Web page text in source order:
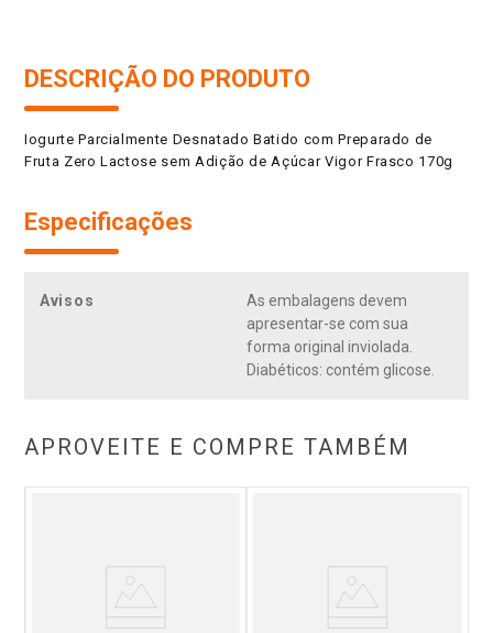
DESCRIÇÃO DO PRODUTO
Iogurte Parcialmente Desnatado Batido com Preparado de
Fruta Zero Lactose sem Adição de Açúcar Vigor Frasco 170g
Especificações
Avisos
As embalagens devem
apresentar-se com sua
forma original inviolada.
Diabéticos: contém glicose.
APROVEITE E COMPRE TAMBÉM